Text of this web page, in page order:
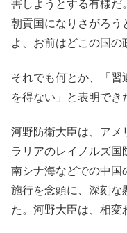
朝貢国になりさがろ
よ、お前はどこの国の
それでも何とか、「
を得ない」と表明でき
河野防衛大臣は、アメ
ラリアのレイノルズ国
南シナ海などでの中
施行を念頭に、深刻な
た。河野大臣は、相変